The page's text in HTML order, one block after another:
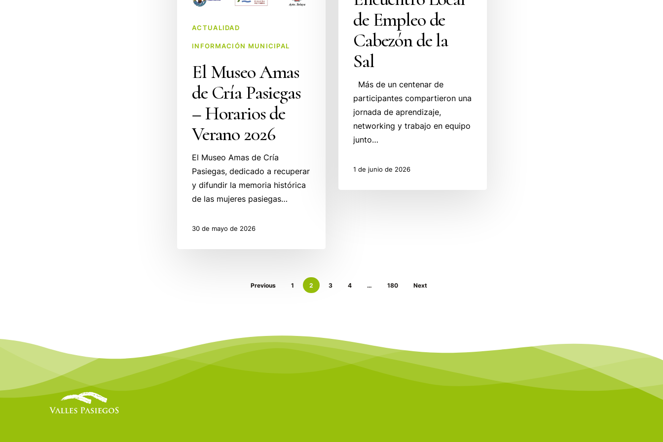
de Empleo de
Cabezón de la
Sal
Más de un centenar de
participantes compartieron una
jornada de aprendizaje,
networking y trabajo en equipo
junto…
1 de junio de 2026
ACTUALIDAD
INFORMACIÓN MUNICIPAL
El Museo Amas
de Cría Pasiegas
– Horarios de
Verano 2026
El Museo Amas de Cría
Pasiegas, dedicado a recuperar
y difundir la memoria histórica
de las mujeres pasiegas…
30 de mayo de 2026
Previous 1 2 3 4 … 180 Next